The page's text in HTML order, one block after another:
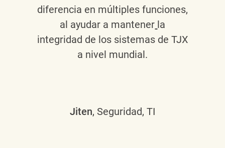
diferencia en múltiples funciones,
al ayudar a mantener la
integridad de los sistemas de TJX
a nivel mundial.
Jiten, Seguridad, TI